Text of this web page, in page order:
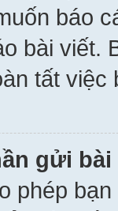
báo
bài viết.
tất việc
gửi
phép